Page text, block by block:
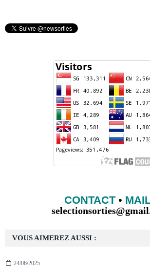
VOUS AIMEREZ AUSSI :
24/06/2025
CONTACT•